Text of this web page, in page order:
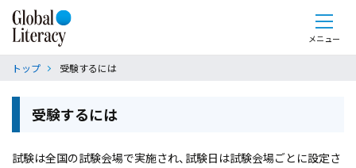
メニュー
トップ 受験するには
受験するには
試験は全国の試験会場で実施され、試験日は試験会場ごとに設定さ